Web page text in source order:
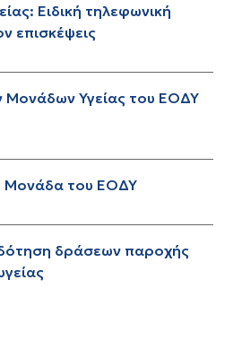
Ειδική τηλεφωνική
επισκέψεις
Μονάδων Υγείας του ΕΟΔΥ
Μονάδα του ΕΟΔΥ
δράσεων παροχής